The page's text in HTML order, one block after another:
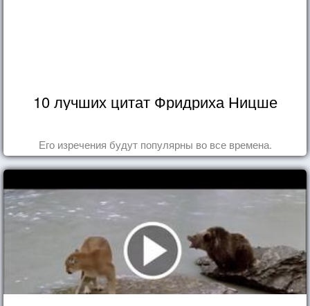
10 лучших цитат Фридриха Ницше
Его изречения будут популярны во все времена.